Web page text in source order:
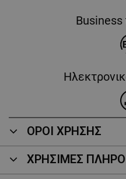
ΟΡΟΙ ΧΡΗΣΗΣ
ΧΡΗΣΙΜΕΣ